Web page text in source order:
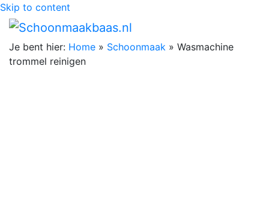
Skip to content
Je bent hier: Home » Schoonmaak » Wasmachine
trommel reinigen